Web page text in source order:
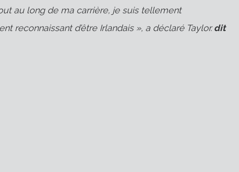
au long de ma carrière, je suis tellement
reconnaissant d’être Irlandais », a déclaré Taylor.dit